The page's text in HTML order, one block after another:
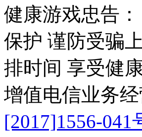
健康游戏忠告
保护 谨防受骗
排时间 享受健
增值电信业务
[2017]1556-041